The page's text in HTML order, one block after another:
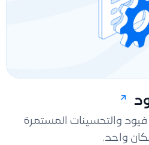
والتحسينات المستمرة
واحد.